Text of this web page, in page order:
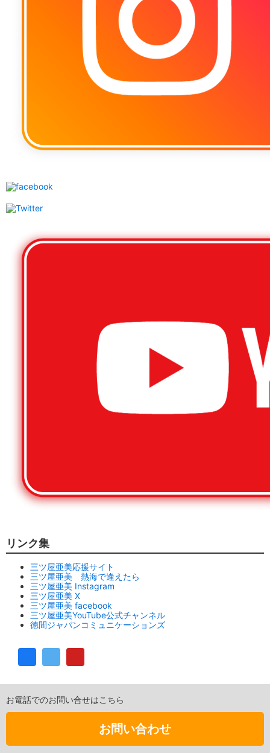
リンク集
三ツ屋亜美応援サイト
三ツ屋亜美 熱海で逢えたら
三ツ屋亜美 Instagram
三ツ屋亜美 X
三ツ屋亜美 facebook
三ツ屋亜美YouTube公式チャンネル
徳間ジャパンコミュニケーションズ
お電話でのお問い合せはこちら
お問い合わせ